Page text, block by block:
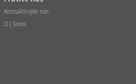
Kontaktirajte nas
D|Store